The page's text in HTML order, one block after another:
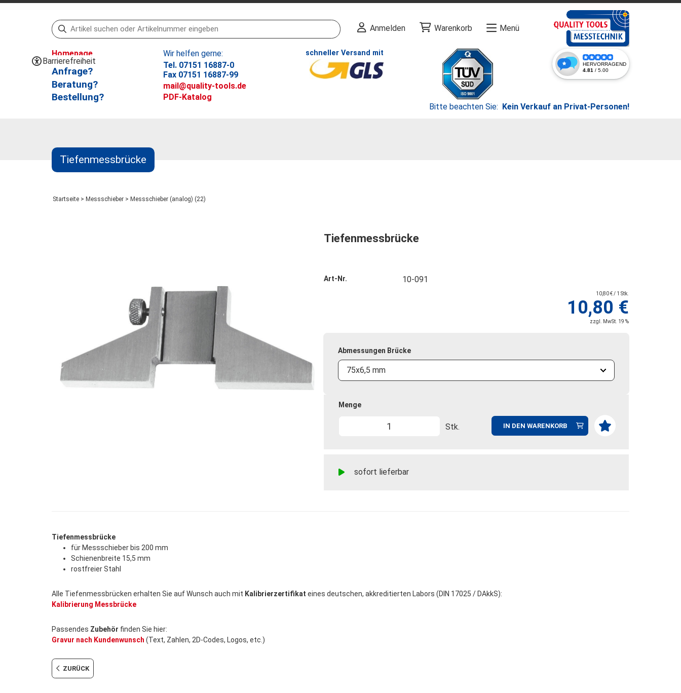
Tiefenmessbrücke
Startseite > Messschieber > Messschieber (analog) (22)
Tiefenmessbrücke
Art-Nr. 10-091
10,80 € / 1 Stk.
10,80 €
zzgl. MwSt. 19 %
Abmessungen Brücke
75x6,5 mm
Menge
Stk. IN DEN WARENKORB
sofort lieferbar
Tiefenmessbrücke
für Messschieber bis 200 mm
Schienenbreite 15,5 mm
rostfreier Stahl
Alle Tiefenmessbrücken erhalten Sie auf Wunsch auch mit Kalibrierzertifikat eines deutschen, akkreditierten Labors (DIN 17025 / DAkkS):
Kalibrierung Messbrücke
Passendes Zubehör finden Sie hier:
Gravur nach Kundenwunsch (Text, Zahlen, 2D-Codes, Logos, etc.)
ZURÜCK
Barrierefreiheit
Anmelden Warenkorb Menü
Homepage
Anfrage?
Beratung?
Bestellung?
Wir helfen gerne:
Tel. 07151 16887-0
Fax 07151 16887-99
mail@quality-tools.de
PDF-Katalog
schneller Versand mit
Bitte beachten Sie: Kein Verkauf an Privat-Personen!